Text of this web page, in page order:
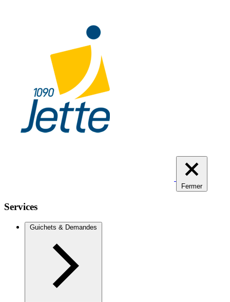
Fermer
Services
Guichets & Demandes